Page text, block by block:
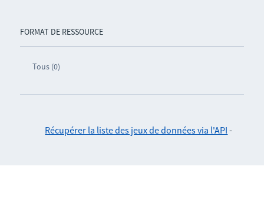
FORMAT DE RESSOURCE
Tous (0)
Récupérer la liste des jeux de données via l'API -